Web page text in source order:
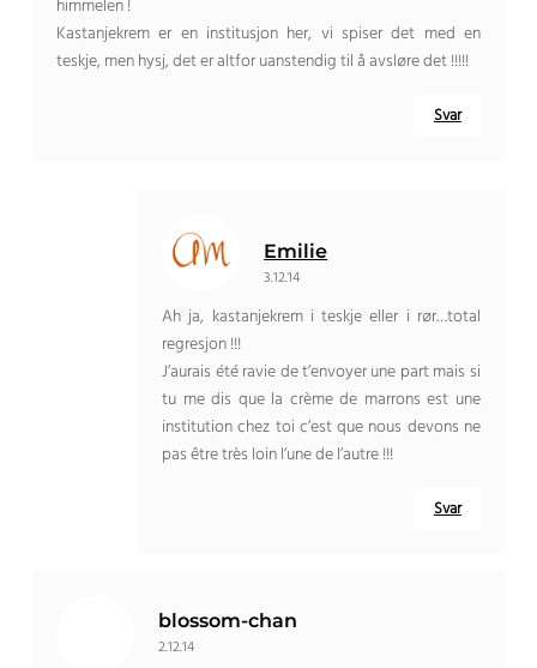
himmelen !
Kastanjekrem er en institusjon her, vi spiser det med en
teskje, men hysj, det er altfor uanstendig til å avsløre det !!!!!
Svar
Emilie
3.12.14
Ah ja, kastanjekrem i teskje eller i rør…total
regresjon !!!
J’aurais été ravie de t’envoyer une part mais si
tu me dis que la crème de marrons est une
institution chez toi c’est que nous devons ne
pas être très loin l’une de l’autre!!!
Svar
blossom-chan
2.12.14